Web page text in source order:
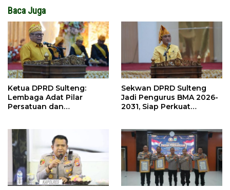
Baca Juga
Ketua DPRD Sulteng:
Lembaga Adat Pilar
Persatuan dan
Sekwan DPRD Sulteng
Jadi Pengurus BMA 2026-
2031, Siap Perkuat